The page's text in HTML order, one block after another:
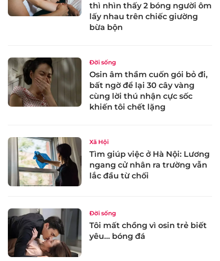
thì nhìn thấy 2 bóng người ôm
lấy nhau trên chiếc giường
bừa bộn
Đời sống
Osin âm thầm cuốn gói bỏ đi,
bất ngờ để lại 30 cây vàng
cùng lời thú nhận cực sốc
khiến tôi chết lặng
Xã Hội
Tìm giúp việc ở Hà Nội: Lương
ngang cử nhân ra trường vẫn
lắc đầu từ chối
Đời sống
Tôi mất chồng vì osin trẻ biết
yêu... bóng đá